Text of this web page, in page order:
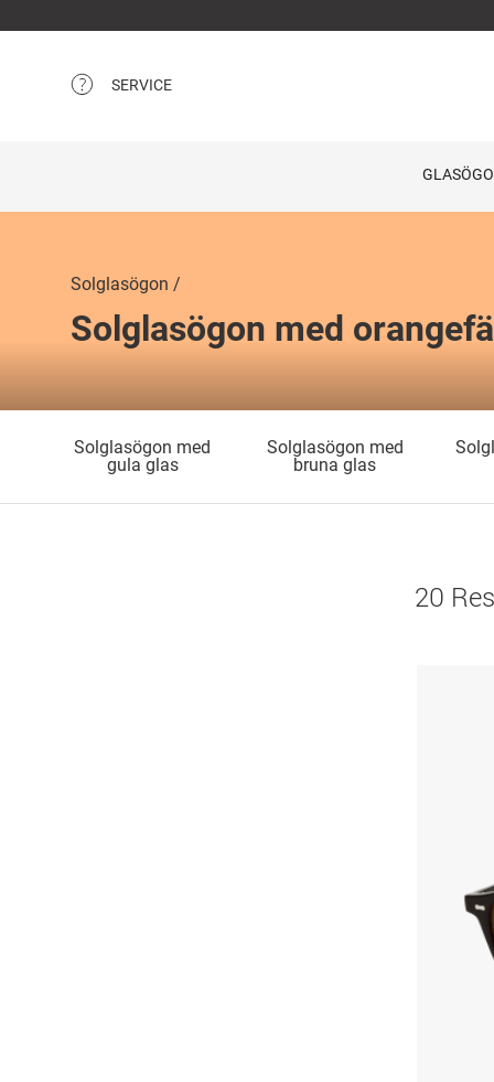
SERVICE
Solglasögon
Solglasögon med
Solglasögon med
gula glas
Solglasögon med
bruna glas
20